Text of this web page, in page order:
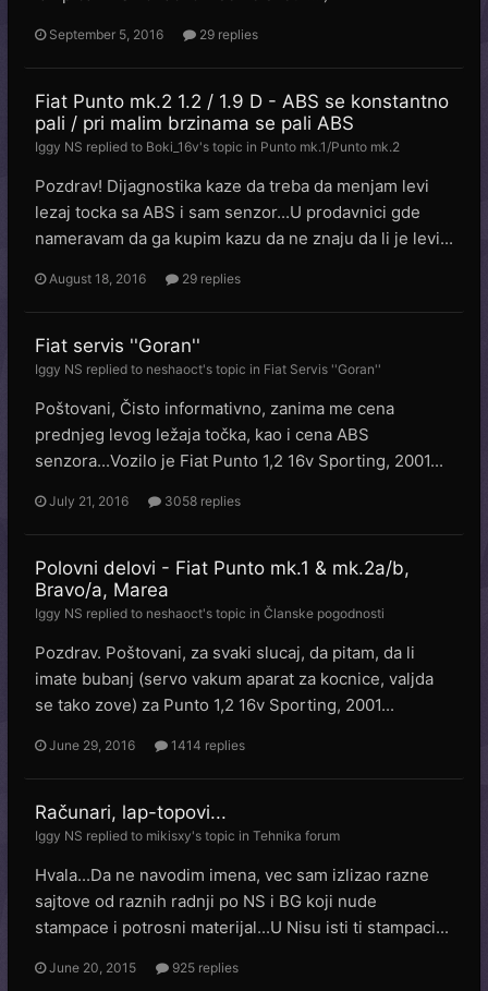
September 5, 2016 29 replies
Fiat Punto mk.2 1.2 / 1.9 D - ABS se konstantno
pali / pri malim brzinama se pali ABS
Iggy NS replied to Boki_16v's topic in Punto mk.1/Punto mk.2
Pozdrav! Dijagnostika kaze da treba da menjam levi
lezaj tocka sa ABS i sam senzor...U prodavnici gde
nameravam da ga kupim kazu da ne znaju da li je levi...
August 18, 2016 29 replies
Fiat servis ''Goran''
Iggy NS replied to neshaoct's topic in Fiat Servis ''Goran''
Poštovani, Čisto informativno, zanima me cena
prednjeg levog ležaja točka, kao i cena ABS
senzora...Vozilo je Fiat Punto 1,2 16v Sporting, 2001...
July 21, 2016 3058 replies
Polovni delovi - Fiat Punto mk.1 & mk.2a/b,
Bravo/a, Marea
Iggy NS replied to neshaoct's topic in Članske pogodnosti
Pozdrav. Poštovani, za svaki slucaj, da pitam, da li
imate bubanj (servo vakum aparat za kocnice, valjda
se tako zove) za Punto 1,2 16v Sporting, 2001...
June 29, 2016 1414 replies
Računari, lap-topovi...
Iggy NS replied to mikisxy's topic in Tehnika forum
Hvala...Da ne navodim imena, vec sam izlizao razne
sajtove od raznih radnji po NS i BG koji nude
stampace i potrosni materijal...U Nisu isti ti stampaci...
June 20, 2015 925 replies